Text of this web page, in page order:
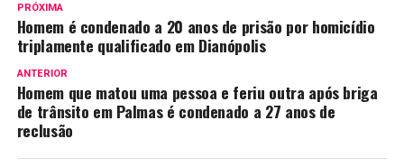
PRÓXIMA
Homem é condenado a 20 anos de prisão por homicídio
triplamente qualificado em Dianópolis
ANTERIOR
Homem que matou uma pessoa e feriu outra após briga
de trânsito em Palmas é condenado a 27 anos de
reclusão